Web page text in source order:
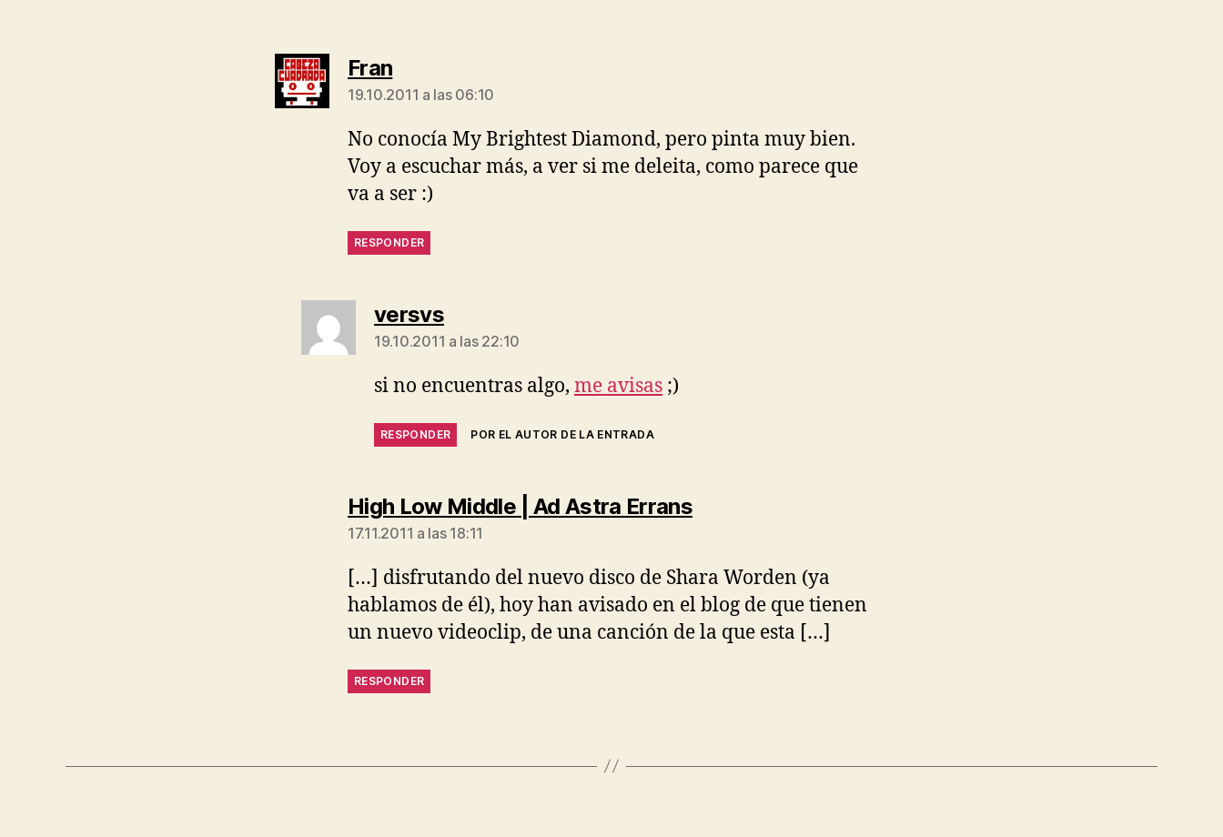
Frandice:
19.10.2011 a las 06:10
No conocía My Brightest Diamond, pero pinta muy bien.
Voy a escuchar más, a ver si me deleita, como parece que
va a ser :)
RESPONDER
versvsdice:
19.10.2011 a las 22:10
si no encuentras algo, me avisas ;)
RESPONDER POR EL AUTOR DE LA ENTRADA
High Low Middle | Ad Astra Erransdice:
17.11.2011 a las 18:11
[…] disfrutando del nuevo disco de Shara Worden (ya
hablamos de él), hoy han avisado en el blog de que tienen
un nuevo videoclip, de una canción de la que esta […]
RESPONDER